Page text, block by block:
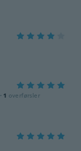
· 1 overførsler